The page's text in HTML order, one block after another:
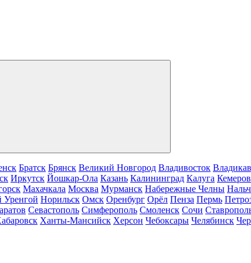
Братск Брянск Великий Новгород Владивосток
Иркутск Йошкар-Ола Казань Калининград Калуга
Махачкала Москва Мурманск Набережные Челны
Норильск Омск Оренбург Орёл Пенза Пермь
Севастополь Симферополь Смоленск Сочи
Ханты-Мансийск Херсон Чебоксары Челябинск